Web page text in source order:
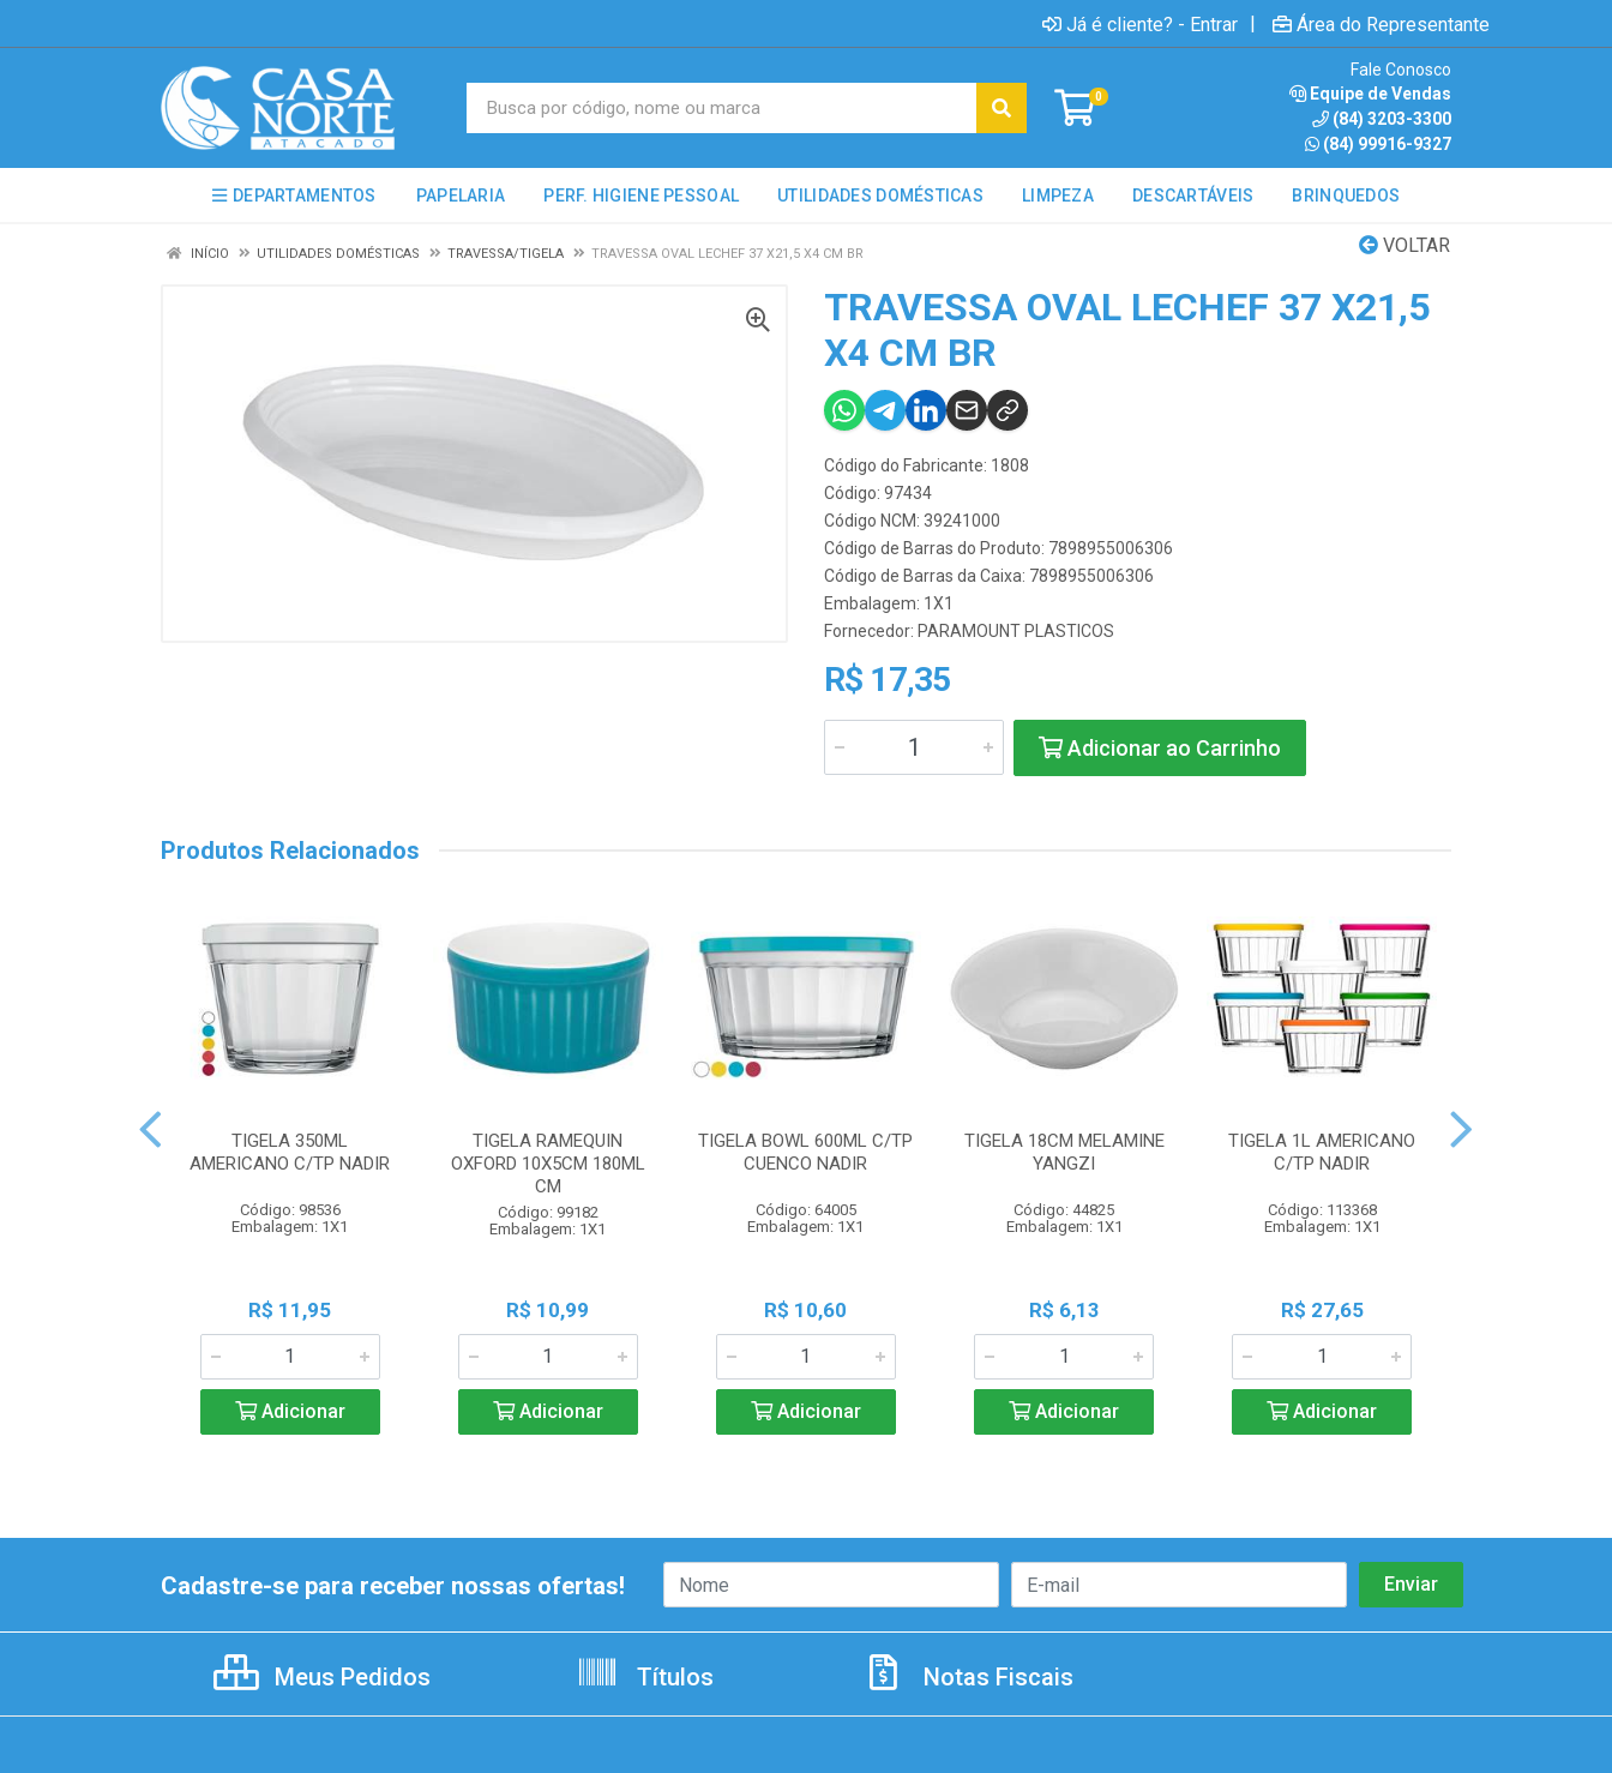
Já é cliente? - Entrar | Área do Representante
0
Fale Conosco
Equipe de Vendas
(84) 3203-3300
(84) 99916-9327
DEPARTAMENTOS PAPELARIA PERF. HIGIENE PESSOAL UTILIDADES DOMÉSTICAS LIMPEZA DESCARTÁVEIS BRINQUEDOS
VOLTAR
INÍCIO UTILIDADES DOMÉSTICAS TRAVESSA/TIGELA TRAVESSA OVAL LECHEF 37 X21,5 X4 CM BR
TRAVESSA OVAL LECHEF 37 X21,5
X4 CM BR
Código do Fabricante: 1808
Código: 97434
Código NCM: 39241000
Código de Barras do Produto: 7898955006306
Código de Barras da Caixa: 7898955006306
Embalagem: 1X1
Fornecedor: PARAMOUNT PLASTICOS
R$ 17,35
Adicionar ao Carrinho
Produtos Relacionados
TIGELA 350ML
AMERICANO C/TP NADIR
Código: 98536
Embalagem: 1X1
R$ 11,95
Adicionar
TIGELA RAMEQUIN
OXFORD 10X5CM 180ML
CM
Código: 99182
Embalagem: 1X1
R$ 10,99
Adicionar
TIGELA BOWL 600ML C/TP
CUENCO NADIR
Código: 64005
Embalagem: 1X1
R$ 10,60
Adicionar
TIGELA 18CM MELAMINE
YANGZI
Código: 44825
Embalagem: 1X1
R$ 6,13
Adicionar
TIGELA 1L AMERICANO
C/TP NADIR
Código: 113368
Embalagem: 1X1
R$ 27,65
Adicionar
Cadastre-se para receber nossas ofertas!
Meus Pedidos Títulos Notas Fiscais